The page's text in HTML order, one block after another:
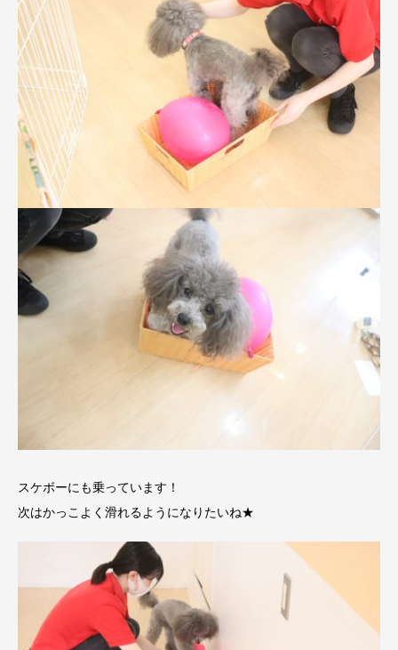
スケボーにも乗っています！
次はかっこよく滑れるようになりたいね★